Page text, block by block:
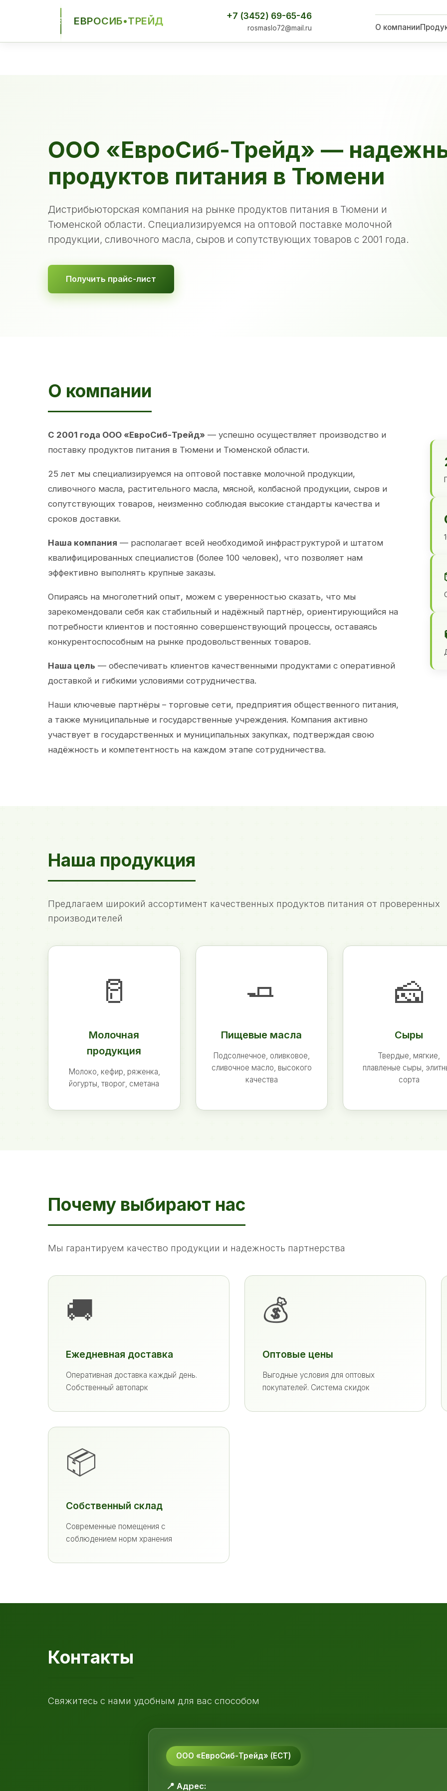
ЕСТ ЕВРОСИБ•ТРЕЙД +7 (3452) 69-65-46
rosmaslo72@mail.ru О компании
ООО «ЕвроСиб-Трейд» —
продуктов питания в Тюмени
Дистрибьюторская компания на рынке продуктов питания в Тюмени и
Тюменской области. Специализируемся на оптовой поставке молочной
продукции, сливочного масла, сыров и сопутствующих товаров с 2001 года.
Получить прайс-лист
О компании
С 2001 года ООО «ЕвроСиб-Трейд» — успешно осуществляет производство и
поставку продуктов питания в Тюмени и Тюменской области.
25 лет мы специализируемся на оптовой поставке молочной продукции,
сливочного масла, растительного масла, мясной, колбасной продукции, сыров и
сопутствующих товаров, неизменно соблюдая высокие стандарты качества и
сроков доставки.
Наша компания — располагает всей необходимой инфраструктурой и штатом
квалифицированных специалистов (более 100 человек), что позволяет нам
эффективно выполнять крупные заказы.
Опираясь на многолетний опыт, можем с уверенностью сказать, что мы
зарекомендовали себя как стабильный и надёжный партнёр, ориентирующийся на
потребности клиентов и постоянно совершенствующий процессы, оставаясь
конкурентоспособным на рынке продовольственных товаров.
Наша цель — обеспечивать клиентов качественными продуктами с оперативной
доставкой и гибкими условиями сотрудничества.
Наши ключевые партнёры – торговые сети, предприятия общественного питания,
а также муниципальные и государственные учреждения. Компания активно
участвует в государственных и муниципальных закупках, подтверждая свою
надёжность и компетентность на каждом этапе сотрудничества.
Наша продукция
Предлагаем широкий ассортимент качественных продуктов питания от проверенных
производителей
🥛
Молочная
продукция
Молоко, кефир, ряженка,
йогурты, творог, сметана
🧈
Пищевые масла
Подсолнечное, оливковое,
сливочное масло, высокого
качества
🧀
Сыры
Твердые, мягкие,
плавленые сыры,
сорта
Почему выбирают нас
Мы гарантируем качество продукции и надежность партнерства
🚚
Ежедневная доставка
Оперативная доставка каждый день.
Собственный автопарк
💰
Оптовые цены
Выгодные условия для оптовых
покупателей. Система скидок
📦
Собственный склад
Современные помещения с
соблюдением норм хранения
Контакты
Свяжитесь с нами удобным для вас способом
ООО «ЕвроСиб-Трейд» (ЕСТ)
📍 Адрес: